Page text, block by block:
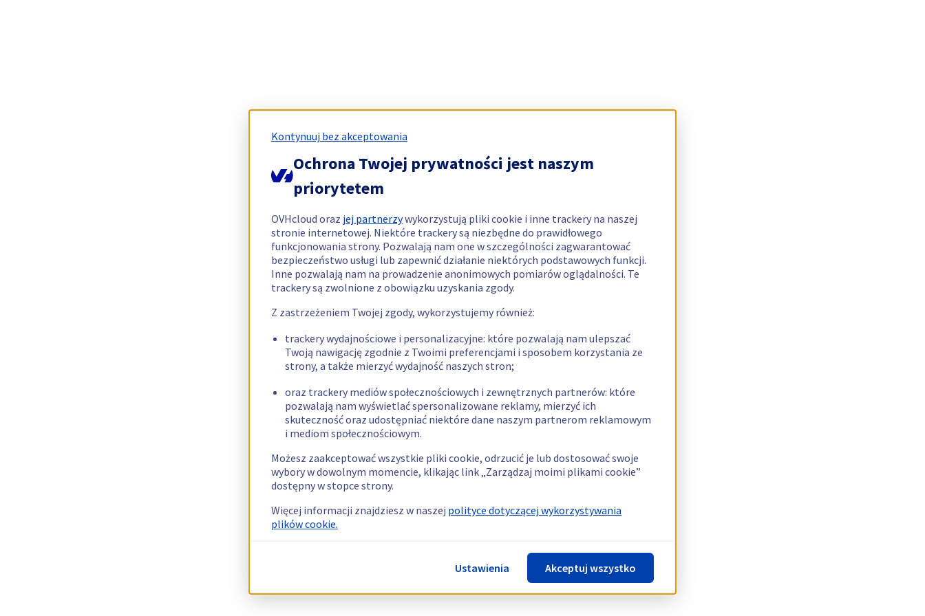
Kontynuuj bez akceptowania
Ochrona Twojej prywatności jest naszym
priorytetem
OVHcloud oraz jej partnerzywykorzystują pliki cookie i inne trackery na naszej
stronie internetowej. Niektóre trackery są niezbędne do prawidłowego
funkcjonowania strony. Pozwalają nam one w szczególności zagwarantować
bezpieczeństwo usługi lub zapewnić działanie niektórych podstawowych funkcji.
Inne pozwalają nam na prowadzenie anonimowych pomiarów oglądalności. Te
trackery są zwolnione z obowiązku uzyskania zgody.
Z zastrzeżeniem Twojej zgody, wykorzystujemy również:
trackery wydajnościowe i personalizacyjne: które pozwalają nam ulepszać
Twoją nawigację zgodnie z Twoimi preferencjami i sposobem korzystania ze
strony, a także mierzyć wydajność naszych stron;
oraz trackery mediów społecznościowych i zewnętrznych partnerów: które
pozwalają nam wyświetlać spersonalizowane reklamy, mierzyć ich
skuteczność oraz udostępniać niektóre dane naszym partnerom reklamowym
i mediom społecznościowym.
Możesz zaakceptować wszystkie pliki cookie, odrzucić je lub dostosować swoje
wybory w dowolnym momencie, klikając link „Zarządzaj moimi plikami cookie”
dostępny w stopce strony.
Więcej informacji znajdziesz w naszej polityce dotyczącej wykorzystywania
plików cookie.
Ustawienia Akceptuj wszystko